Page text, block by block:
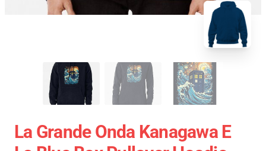
La Grande Onda Kanagawa E